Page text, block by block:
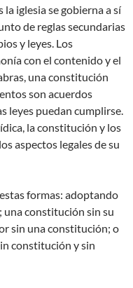
la iglesia se gobierna a sí
de reglas secundarias
y leyes. Los
con el contenido y el
una constitución
son acuerdos
leyes puedan cumplirse.
la constitución y los
aspectos legales de su
formas: adoptando
constitución sin su
sin una constitución; o
constitución y sin